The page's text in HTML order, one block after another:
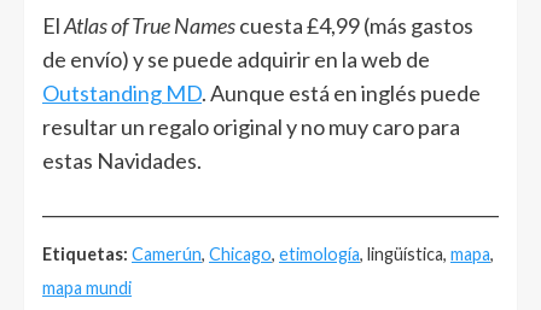
ElAtlas of True Namescuesta £4,99 (más gastos
de envío) y se puede adquirir en la web de
Outstanding MD. Aunque está en inglés puede
resultar un regalo original y no muy caro para
estas Navidades.
Etiquetas: Camerún, Chicago, etimología, lingüística, mapa,
mapa mundi